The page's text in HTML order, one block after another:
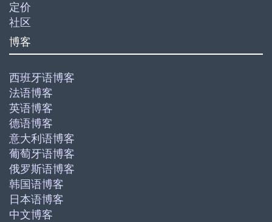
定价
社区
博客
西班牙语博客
法语博客
英语博客
德语博客
意大利语博客
葡萄牙语博客
俄罗斯语博客
韩国语博客
日本语博客
中文博客